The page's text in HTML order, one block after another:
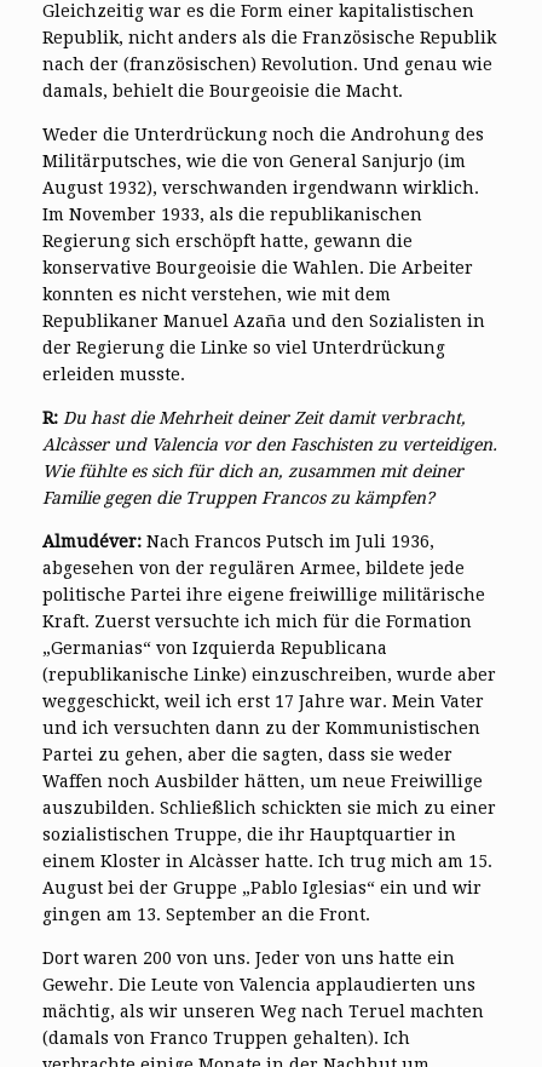
Gleichzeitig war es die Form einer kapitalistischen
Republik, nicht anders als die Französische Republik
nach der (französischen) Revolution. Und genau wie
damals, behielt die Bourgeoisie die Macht.
Weder die Unterdrückung noch die Androhung des
Militärputsches, wie die von General Sanjurjo (im
August 1932), verschwanden irgendwann wirklich.
Im November 1933, als die republikanischen
Regierung sich erschöpft hatte, gewann die
konservative Bourgeoisie die Wahlen. Die Arbeiter
konnten es nicht verstehen, wie mit dem
Republikaner Manuel Azaña und den Sozialisten in
der Regierung die Linke so viel Unterdrückung
erleiden musste.
R: Du hast die Mehrheit deiner Zeit damit verbracht,
Alcàsser und Valencia vor den Faschisten zu verteidigen.
Wie fühlte es sich für dich an, zusammen mit deiner
Familie gegen die Truppen Francos zu kämpfen?
Almudéver: Nach Francos Putsch im Juli 1936,
abgesehen von der regulären Armee, bildete jede
politische Partei ihre eigene freiwillige militärische
Kraft. Zuerst versuchte ich mich für die Formation
„Germanias“ von Izquierda Republicana
(republikanische Linke) einzuschreiben, wurde aber
weggeschickt, weil ich erst 17 Jahre war. Mein Vater
und ich versuchten dann zu der Kommunistischen
Partei zu gehen, aber die sagten, dass sie weder
Waffen noch Ausbilder hätten, um neue Freiwillige
auszubilden. Schließlich schickten sie mich zu einer
sozialistischen Truppe, die ihr Hauptquartier in
einem Kloster in Alcàsser hatte. Ich trug mich am 15.
August bei der Gruppe „Pablo Iglesias“ ein und wir
gingen am 13. September an die Front.
Dort waren 200 von uns. Jeder von uns hatte ein
Gewehr. Die Leute von Valencia applaudierten uns
mächtig, als wir unseren Weg nach Teruel machten
(damals von Franco Truppen gehalten). Ich